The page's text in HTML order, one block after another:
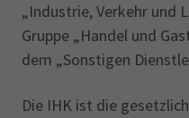
„Industrie, Verkehr und
Gruppe „Handel und
dem „Sonstigen
Die IHK ist die